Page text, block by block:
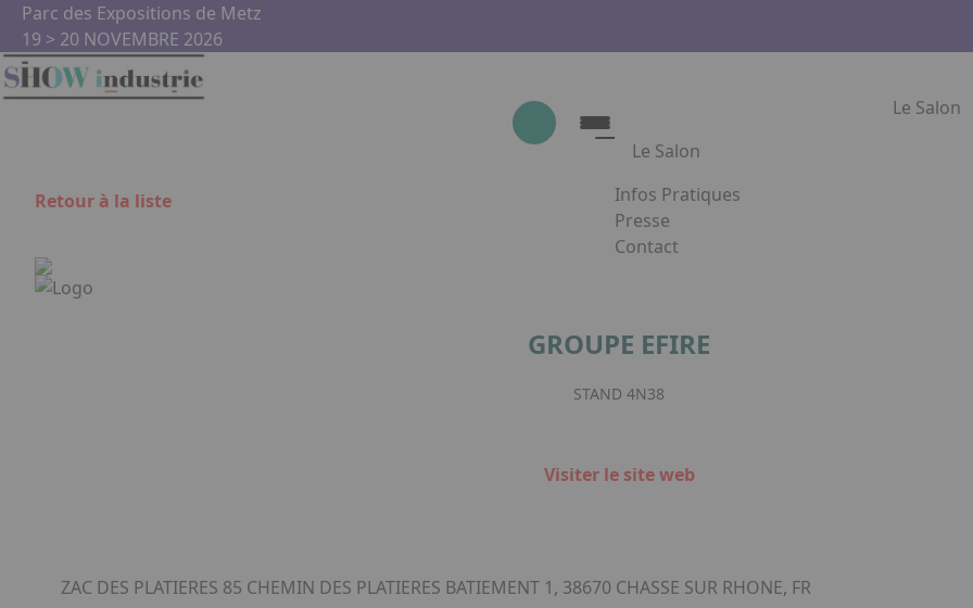
Aller au contenu principal
Parc des Expositions de Metz
19 > 20 NOVEMBRE 2026
Le Salon
Le Salon
Le Salon
Show Industrie
Infos Pratiques
Presse
Contact
Retour à la liste
GROUPE EFIRE
STAND 4N38
Visiter le site web
ZAC DES PLATIERES 85 CHEMIN DES PLATIERES BATIEMENT 1, 38670 CHASSE SUR RHONE, FR
Panneau de gestion des cookies